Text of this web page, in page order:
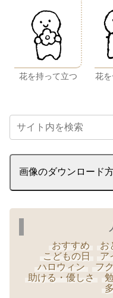
花を持って立つ
花
画像のダウンロード
おすすめ お
こどもの日
ア
ハロウィン
フ
助ける・優しさ